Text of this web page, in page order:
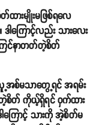
ားမျိုးမဖြစ်ရလေ
ကြောင့်လည်း သားလေး
င်နာတတ်တဲ့စိတ်
အစ်မသာတွေ့ရင် အရမ်း
စိတ် ကိုယ့်ရှိရင် ဝှက်ထား
ကြောင့် သားကို အဲ့စိတ်မ